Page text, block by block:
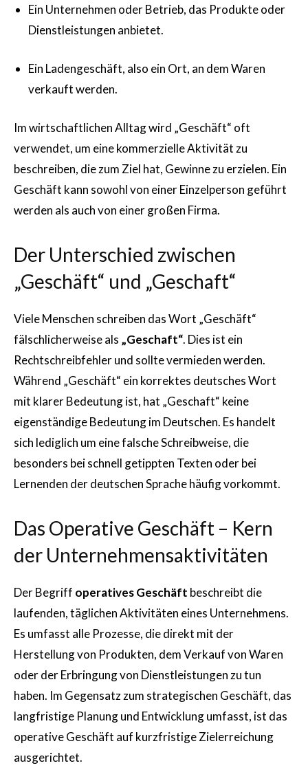
Ein Unternehmen oder Betrieb, das Produkte oder
Dienstleistungen anbietet.
Ein Ladengeschäft, also ein Ort, an dem Waren
verkauft werden.
Im wirtschaftlichen Alltag wird „Geschäft“ oft
verwendet, um eine kommerzielle Aktivität zu
beschreiben, die zum Ziel hat, Gewinne zu erzielen. Ein
Geschäft kann sowohl von einer Einzelperson geführt
werden als auch von einer großen Firma.
Der Unterschied zwischen
„Geschäft“ und „Geschaft“
Viele Menschen schreiben das Wort „Geschäft“
fälschlicherweise als „Geschaft“. Dies ist ein
Rechtschreibfehler und sollte vermieden werden.
Während „Geschäft“ ein korrektes deutsches Wort
mit klarer Bedeutung ist, hat „Geschaft“ keine
eigenständige Bedeutung im Deutschen. Es handelt
sich lediglich um eine falsche Schreibweise, die
besonders bei schnell getippten Texten oder bei
Lernenden der deutschen Sprache häufig vorkommt.
Das Operative Geschäft – Kern
der Unternehmensaktivitäten
Der Begriff operatives Geschäft beschreibt die
laufenden, täglichen Aktivitäten eines Unternehmens.
Es umfasst alle Prozesse, die direkt mit der
Herstellung von Produkten, dem Verkauf von Waren
oder der Erbringung von Dienstleistungen zu tun
haben. Im Gegensatz zum strategischen Geschäft, das
langfristige Planung und Entwicklung umfasst, ist das
operative Geschäft auf kurzfristige Zielerreichung
ausgerichtet.